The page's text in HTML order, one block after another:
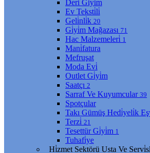
Deri̇ Gi̇yi̇m
Ev Teksti̇li̇
Geli̇nli̇k 20
Gi̇yi̇m Mağazası 71
Hac Malzemeleri̇ 1
Mani̇fatura
Mefruşat
Moda Evi̇
Outlet Gi̇yi̇m
Saatçı 2
Sarraf Ve Kuyumcular 39
Spotçular
Takı Gümüş Hedi̇yeli̇k
Terzi̇ 21
Tesettür Gi̇yi̇m 1
Tuhafi̇ye
Hi̇zmet Sektörü Usta Ve